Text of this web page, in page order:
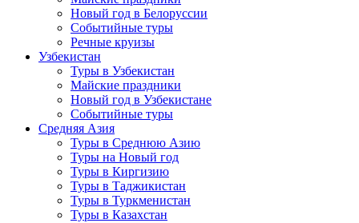
Новый год в Белоруссии
Событийные туры
Речные круизы
Узбекистан
Туры в Узбекистан
Майские праздники
Новый год в Узбекистане
Событийные туры
Средняя Азия
Туры в Среднюю Азию
Туры на Новый год
Туры в Киргизию
Туры в Таджикистан
Туры в Туркменистан
Туры в Казахстан